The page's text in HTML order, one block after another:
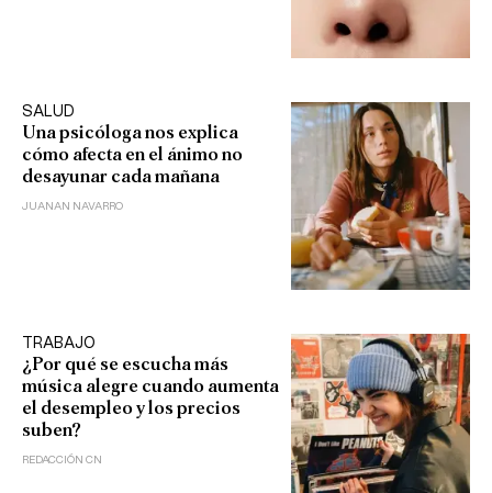
SALUD
Una psicóloga nos explica
cómo afecta en el ánimo no
desayunar cada mañana
JUANAN NAVARRO
TRABAJO
¿Por qué se escucha más
música alegre cuando aumenta
el desempleo y los precios
suben?
REDACCIÓN CN